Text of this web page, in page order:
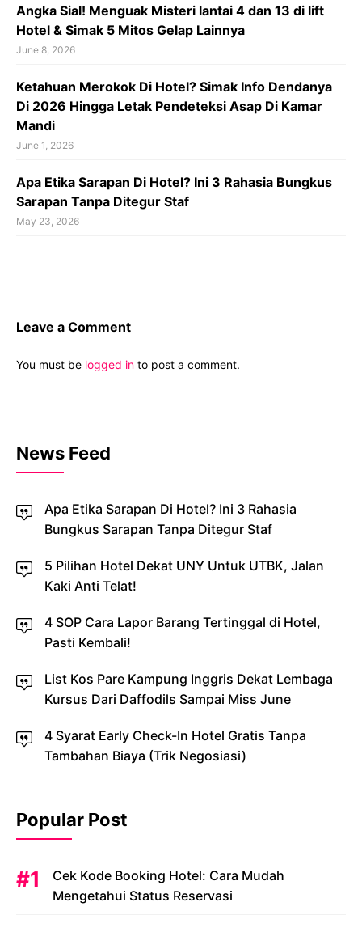
Angka Sial! Menguak Misteri lantai 4 dan 13 di lift
Hotel & Simak 5 Mitos Gelap Lainnya
June 8, 2026
Ketahuan Merokok Di Hotel? Simak Info Dendanya
Di 2026 Hingga Letak Pendeteksi Asap Di Kamar
Mandi
June 1, 2026
Apa Etika Sarapan Di Hotel? Ini 3 Rahasia Bungkus
Sarapan Tanpa Ditegur Staf
May 23, 2026
Leave a Comment
You must be logged in to post a comment.
News Feed
Apa Etika Sarapan Di Hotel? Ini 3 Rahasia
Bungkus Sarapan Tanpa Ditegur Staf
5 Pilihan Hotel Dekat UNY Untuk UTBK, Jalan
Kaki Anti Telat!
4 SOP Cara Lapor Barang Tertinggal di Hotel,
Pasti Kembali!
List Kos Pare Kampung Inggris Dekat Lembaga
Kursus Dari Daffodils Sampai Miss June
4 Syarat Early Check-In Hotel Gratis Tanpa
Tambahan Biaya (Trik Negosiasi)
Popular Post
Cek Kode Booking Hotel: Cara Mudah
Mengetahui Status Reservasi